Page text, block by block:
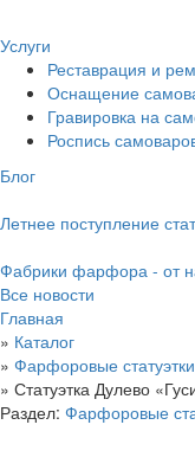
Услуги
Реставрация и
Оснащение
Гравировка на
Роспись
Блог
Летнее поступление
Фабрики фарфора - от
Все новости
Главная
» Каталог
» Фарфоровые статуэтки
» Статуэтка Дулево
Раздел: Фарфоровые